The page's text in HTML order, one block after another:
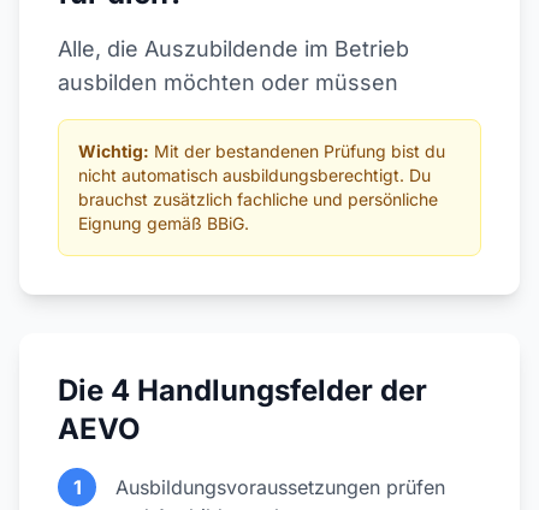
Alle, die Auszubildende im Betrieb
ausbilden möchten oder müssen
Wichtig: Mit der bestandenen Prüfung bist du
nicht automatisch ausbildungsberechtigt. Du
brauchst zusätzlich fachliche und persönliche
Eignung gemäß BBiG.
Die 4 Handlungsfelder der
AEVO
1
Ausbildungsvoraussetzungen prüfen